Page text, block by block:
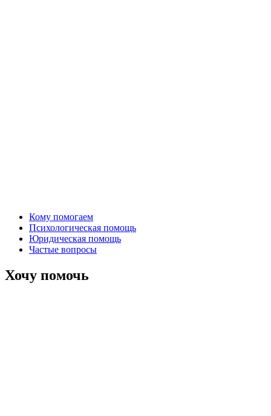
Кому помогаем
Психологическая помощь
Юридическая помощь
Частые вопросы
Хочу помочь